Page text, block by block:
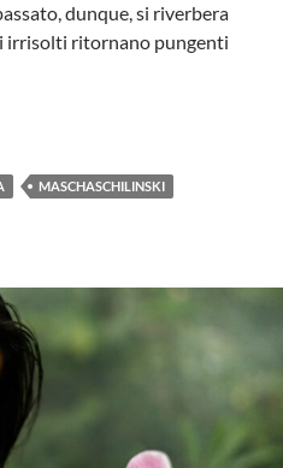
dunque, si riverbera
irrisolti ritornano pungenti
OF FALLING” DI MASCHA
MASCHASCHILINSKI